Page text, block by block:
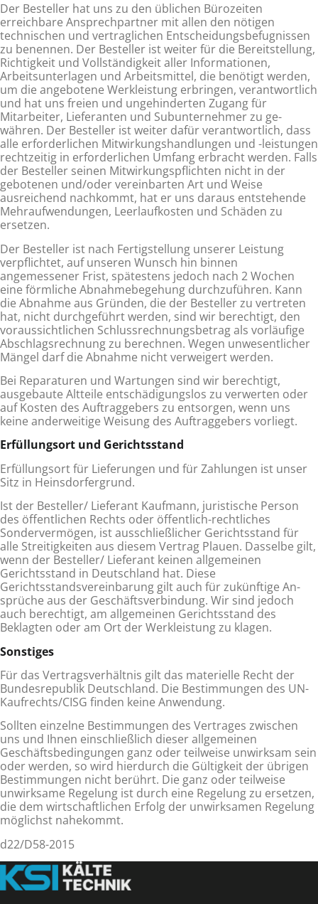
Der Besteller hat uns zu den üblichen Bürozeiten
erreichbare Ansprechpartner mit allen den nötigen
technischen und ver­traglichen Entscheidungsbefugnissen
zu benennen. Der Besteller ist weiter für die Bereitstellung,
Richtigkeit und Vollständig­keit aller Informationen,
Arbeitsunterlagen und Arbeitsmittel, die benötigt werden,
um die angebotene Werkleistung erbrin­gen, verantwortlich
und hat uns freien und ungehinderten Zugang für
Mitarbeiter, Lieferanten und Subunternehmer zu ge­
währen. Der Besteller ist weiter dafür verantwortlich, dass
alle erforderlichen Mitwirkungshandlungen und -leistungen
recht­zeitig in erforderlichen Umfang erbracht werden. Falls
der Besteller seinen Mitwirkungspflichten nicht in der
gebotenen und/oder vereinbarten Art und Weise
ausreichend nachkommt, hat er uns daraus entstehende
Mehraufwendungen, Leerlauf­kosten und Schäden zu
ersetzen.
Der Besteller ist nach Fertigstellung unserer Leistung
verpflichtet, auf unseren Wunsch hin binnen
angemessener Frist, spä­testens jedoch nach 2 Wochen
eine förmliche Abnahmebegehung durchzuführen. Kann
die Abnahme aus Gründen, die der Besteller zu vertreten
hat, nicht durchgeführt werden, sind wir berechtigt, den
voraussichtlichen Schlussrechnungsbetrag als vorläufige
Abschlagsrechnung zu berechnen. Wegen unwesentlicher
Mängel darf die Abnahme nicht verweigert werden.
Bei Reparaturen und Wartungen sind wir berechtigt,
ausgebaute Altteile entschädigungslos zu verwerten oder
auf Kosten des Auftraggebers zu entsorgen, wenn uns
keine anderweitige Weisung des Auftraggebers vorliegt.
Erfüllungsort und Gerichtsstand
Erfüllungsort für Lieferungen und für Zahlungen ist unser
Sitz in Heinsdorfergrund.
Ist der Besteller/ Lieferant Kaufmann, juristische Person
des öffentlichen Rechts oder öffentlich-rechtliches
Sondervermögen, ist ausschließlicher Gerichtsstand für
alle Streitigkeiten aus diesem Vertrag Plauen. Dasselbe gilt,
wenn der Besteller/ Liefe­rant keinen allgemeinen
Gerichtsstand in Deutschland hat. Diese
Gerichtsstandsvereinbarung gilt auch für zukünftige An­
sprüche aus der Geschäftsverbindung. Wir sind jedoch
auch berechtigt, am allgemeinen Gerichtsstand des
Beklagten oder am Ort der Werkleistung zu klagen.
Sonstiges
Für das Vertragsverhältnis gilt das materielle Recht der
Bundesrepublik Deutschland. Die Bestimmungen des UN-
Kauf­rechts/CISG finden keine Anwendung.
Sollten einzelne Bestimmungen des Vertrages zwischen
uns und Ihnen einschließlich dieser allgemeinen
Geschäftsbedingun­gen ganz oder teilweise unwirksam sein
oder werden, so wird hierdurch die Gültigkeit der übrigen
Bestimmungen nicht be­rührt. Die ganz oder teilweise
unwirksame Regelung ist durch eine Regelung zu ersetzen,
die dem wirtschaftlichen Erfolg der unwirksamen Regelung
möglichst nahekommt.
d22/D58-2015